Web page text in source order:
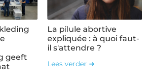
geeft
La pilule abortive
expliquée : à quoi faut-
il s'attendre ?
Lees verder ➜